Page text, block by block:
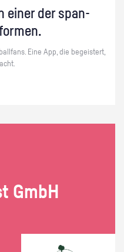
einer der span­
Eine App, die be­geis­tert,
GmbH